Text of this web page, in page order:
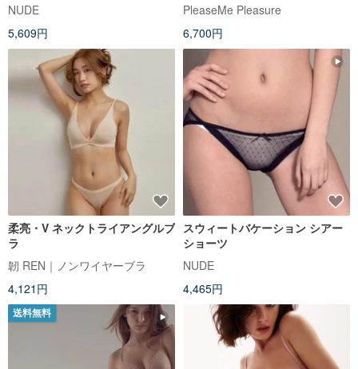
NUDE
5,609円
PleaseMe Pleasure
6,700円
柔亮・V ネックトライアングルブ
ラ
韌 REN｜ノンワイヤーブラ
4,121円
スウィートバケーション シアー
ショーツ
NUDE
4,465円
送料無料